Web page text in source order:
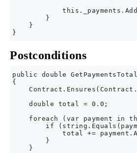
        }
    }
Postconditions
public double
{
    double total = 0.0;
foreach (var payment in
if
total +=
        }
    }